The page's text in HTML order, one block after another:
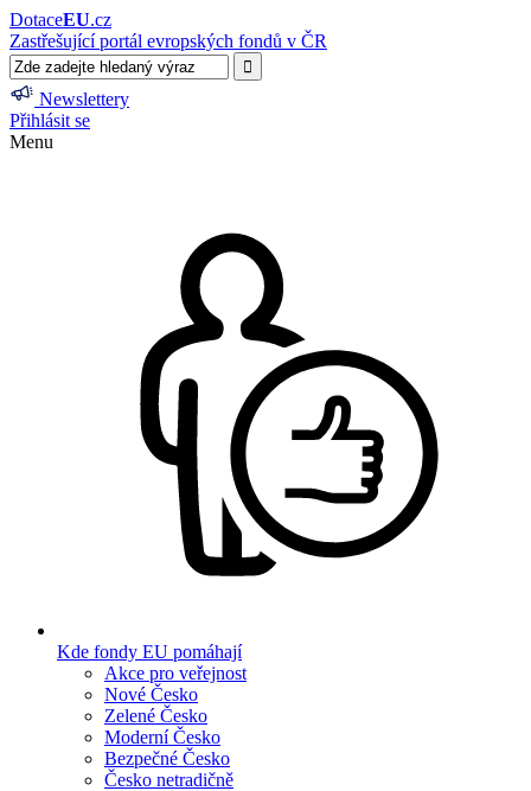
DotaceEU.cz
Zastřešující portál evropských fondů v ČR
Newslettery
Přihlásit se
Menu
Kde fondy EU pomáhají
Akce pro veřejnost
Nové Česko
Zelené Česko
Moderní Česko
Bezpečné Česko
Česko netradičně